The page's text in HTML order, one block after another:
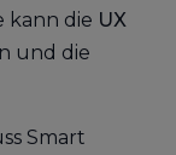
kann die UX
und die
Smart